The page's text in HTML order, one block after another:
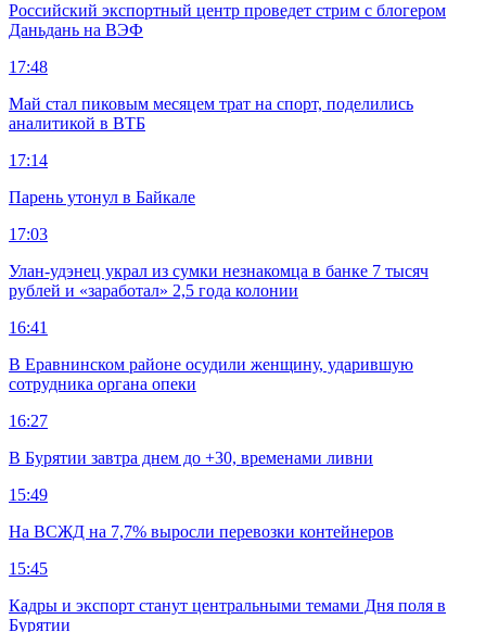
Российский экспортный центр проведет стрим с блогером
Даньдань на ВЭФ
17:48
Май стал пиковым месяцем трат на спорт, поделились
аналитикой в ВТБ
17:14
Парень утонул в Байкале
17:03
Улан-удэнец украл из сумки незнакомца в банке 7 тысяч
рублей и «заработал» 2,5 года колонии
16:41
В Еравнинском районе осудили женщину, ударившую
сотрудника органа опеки
16:27
В Бурятии завтра днем до +30, временами ливни
15:49
На ВСЖД на 7,7% выросли перевозки контейнеров
15:45
Кадры и экспорт станут центральными темами Дня поля в
Бурятии